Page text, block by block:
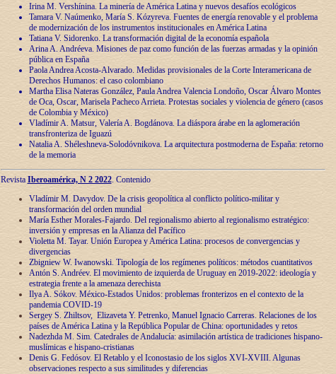
Irina M. Vershínina. La minería de América Latina y nuevos desafíos ecológicos
Tamara V. Naúmenko, María S. Kózyreva. Fuentes de energía renovable y el problema
de modernización de los instrumentos institucionales en América Latina
Tatiana V. Sidorenko. La transformación digital de la economía española
Arina A. Andréeva. Misiones de paz como función de las fuerzas armadas y la opinión
pública en España
Paola Andrea Acosta-Alvarado. Medidas provisionales de la Corte Interamericana de
Derechos Humanos: el caso colombiano
Martha Elisa Nateras González, Paula Andrea Valencia Londoño, Oscar Álvaro Montes
de Oca, Oscar, Marisela Pacheco Arrieta. Protestas sociales y violencia de género (casos
de Colombia y México)
Vladímir A. Matsur, Valería A. Bogdánova. La diáspora árabe en la aglomeración
transfronteriza de Iguazú
Natalia A. Shéleshneva-Solodóvnikova. La arquitectura postmoderna de España: retorno
de la memoria
Revista Iberoamérica, N 2 2022. Contenido
Vladímir M. Davydov. De la crisis geopolítica al conflicto político-militar y
transformación del orden mundial
María Esther Morales-Fajardo. Del regionalismo abierto al regionalismo estratégico:
inversión y empresas en la Alianza del Pacífico
Violetta M. Tayar. Unión Europea y América Latina: procesos de convergencias y
divergencias
Zbigniew W. Iwanowski. Tipología de los regímenes políticos: métodos cuantitativos
Antón S. Andréev. El movimiento de izquierda de Uruguay en 2019-2022: ideología y
estrategia frente a la amenaza derechista
Ilya A. Sókov. México-Estados Unidos: problemas fronterizos en el contexto de la
pandemia COVID-19
Sergey S. Zhiltsov, Elizaveta Y. Petrenko, Manuel Ignacio Carreras. Relaciones de los
países de América Latina y la República Popular de China: oportunidades y retos
Nadezhda M. Sim. Catedrales de Andalucía: asimilación artística de tradiciones hispano-
muslímicas e hispano-cristianas
Denis G. Fedósov. El Retablo y el Iconostasio de los siglos XVI-XVIII. Algunas
observaciones respecto a sus similitudes y diferencias